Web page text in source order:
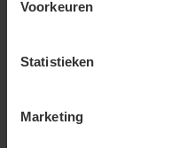
Voorkeuren
Statistieken
Marketing
Oppervlaktebescherming
Lengte kabelschoen